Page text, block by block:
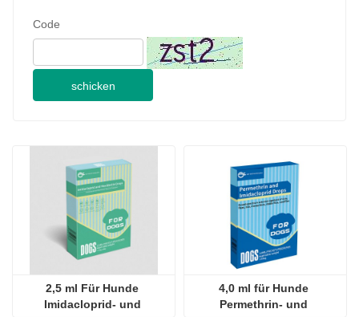
Code
schicken
2,5 ml Für Hunde
Imidacloprid- und
4,0 ml für Hunde
Permethrin- und